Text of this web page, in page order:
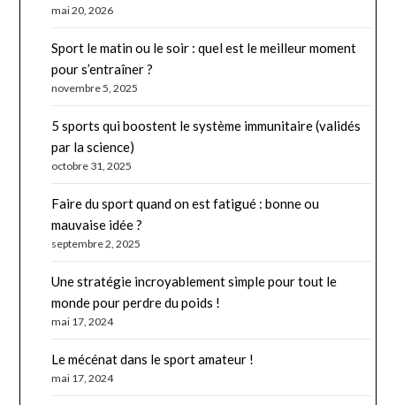
mai 20, 2026
Sport le matin ou le soir : quel est le meilleur moment
pour s’entraîner ?
novembre 5, 2025
5 sports qui boostent le système immunitaire (validés
par la science)
octobre 31, 2025
Faire du sport quand on est fatigué : bonne ou
mauvaise idée ?
septembre 2, 2025
Une stratégie incroyablement simple pour tout le
monde pour perdre du poids !
mai 17, 2024
Le mécénat dans le sport amateur !
mai 17, 2024